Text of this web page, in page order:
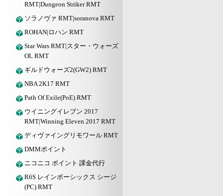
RMT|Dungeon Striker RMT
ソラノヴァ RMT|soranova RMT
ROHAN|ロハン RMT
Star Wars RMT|スター・ウォーズ
OL RMT
ギルドウォーズ2(GW2) RMT
NBA 2K17 RMT
Path Of Exile(PoE) RMT
ウイニングイレブン 2017
RMT|Winning Eleven 2017 RMT
ディヴァイングリモワール RMT
DMMポイント
ニコニコ ポイント 課金代行
R6S レインボーシックス シージ
(PC) RMT